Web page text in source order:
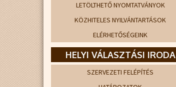
LETÖLTHETŐ NYOMTATVÁNYOK
KÖZHITELES NYILVÁNTARTÁSOK
ELÉRHETŐSÉGEINK
HELYI VÁLASZTÁSI IRODA
SZERVEZETI FELÉPÍTÉS